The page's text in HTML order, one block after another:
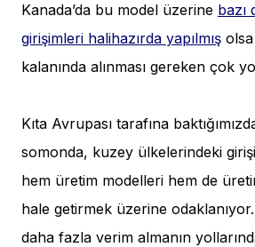
Kanada’da bu model üzerine bazı
girişimleri halihazırda yapılmış
kalanında alınması gereken çok
Kıta Avrupası tarafına
somonda, kuzey ülkelerindeki
hem üretim modelleri hem de
hale getirmek üzerine
daha fazla verim almanın